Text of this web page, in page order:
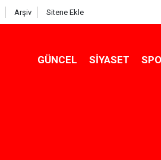
Arşiv Sitene Ekle
GÜNCEL SIYASET